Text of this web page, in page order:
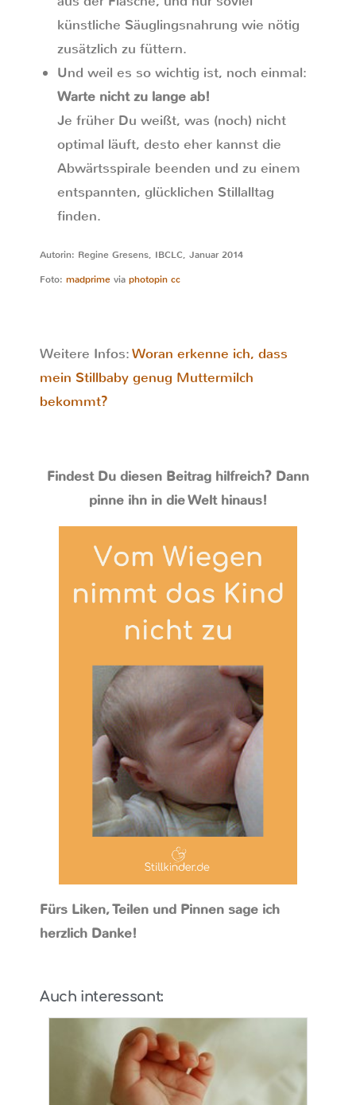
künstliche Säuglingsnahrung wie nötig
zusätzlich zu füttern.
Und weil es so wichtig ist, noch einmal:
Warte nicht zu lange ab!
Je früher Du weißt, was (noch) nicht
optimal läuft, desto eher kannst die
Abwärtsspirale beenden und zu einem
entspannten, glücklichen Stillalltag
finden.
Autorin: Regine Gresens, IBCLC, Januar 2014
Foto: madprime via photopin cc
Weitere Infos:Woran erkenne ich, dass
mein Stillbaby genug Muttermilch
bekommt?
Findest Du diesen Beitrag hilfreich? Dann
pinne ihn in die Welt hinaus!
Fürs Liken, Teilen und Pinnen sage ich
herzlich Danke!
Auch interessant: